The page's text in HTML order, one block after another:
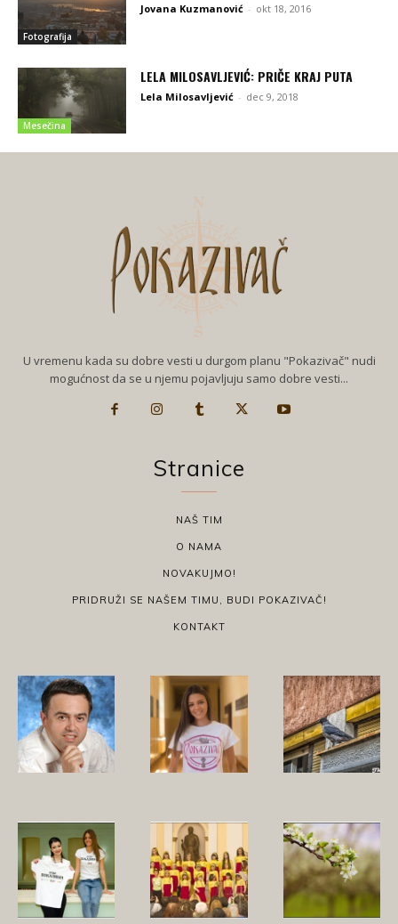
Fotografija
Jovana Kuzmanović - okt 18, 2016
Mesečina
LELA MILOSAVLJEVIĆ: PRIČE KRAJ PUTA
Lela Milosavljević - dec 9, 2018
U vremenu kada su dobre vesti u durgom planu "Pokazivač" nudi
mogućnost da se u njemu pojavljuju samo dobre vesti...
Stranice
NAŠ TIM
O NAMA
NOVAKUJMO!
PRIDRUŽI SE NAŠEM TIMU, BUDI POKAZIVAČ!
KONTAKT